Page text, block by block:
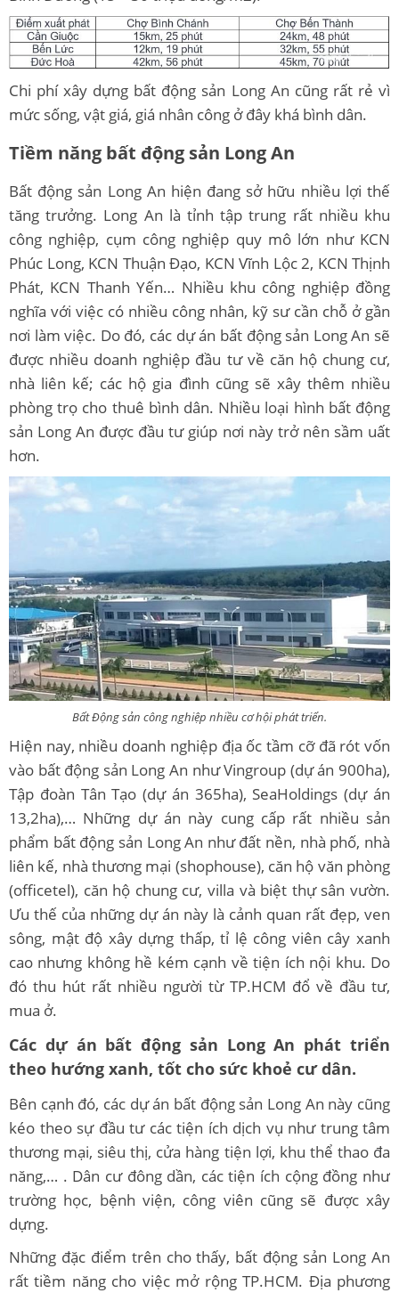
Chi phí xây dựng bất động sản Long An cũng rất rẻ vì
mức sống, vật giá, giá nhân công ở đây khá bình dân.
Tiềm năng bất động sản Long An
Bất động sản Long An hiện đang sở hữu nhiều lợi thế
tăng trưởng. Long An là tỉnh tập trung rất nhiều khu
công nghiệp, cụm công nghiệp quy mô lớn như KCN
Phúc Long, KCN Thuận Đạo, KCN Vĩnh Lộc 2, KCN Thịnh
Phát, KCN Thanh Yến… Nhiều khu công nghiệp đồng
nghĩa với việc có nhiều công nhân, kỹ sư cần chỗ ở gần
nơi làm việc. Do đó, các dự án bất động sản Long An sẽ
được nhiều doanh nghiệp đầu tư về căn hộ chung cư,
nhà liên kế; các hộ gia đình cũng sẽ xây thêm nhiều
phòng trọ cho thuê bình dân. Nhiều loại hình bất động
sản Long An được đầu tư giúp nơi này trở nên sầm uất
hơn.
Bất Động sản công nghiệp nhiều cơ hội phát triển.
Hiện nay, nhiều doanh nghiệp địa ốc tầm cỡ đã rót vốn
vào bất động sản Long An như Vingroup (dự án 900ha),
Tập đoàn Tân Tạo (dự án 365ha), SeaHoldings (dự án
13,2ha),… Những dự án này cung cấp rất nhiều sản
phẩm bất động sản Long An như đất nền, nhà phố, nhà
liên kế, nhà thương mại (shophouse), căn hộ văn phòng
(officetel), căn hộ chung cư, villa và biệt thự sân vườn.
Ưu thế của những dự án này là cảnh quan rất đẹp, ven
sông, mật độ xây dựng thấp, tỉ lệ công viên cây xanh
cao nhưng không hề kém cạnh về tiện ích nội khu. Do
đó thu hút rất nhiều người từ TP.HCM đổ về đầu tư,
mua ở.
Các dự án bất động sản Long An phát triển
theo hướng xanh, tốt cho sức khoẻ cư dân.
Bên cạnh đó, các dự án bất động sản Long An này cũng
kéo theo sự đầu tư các tiện ích dịch vụ như trung tâm
thương mại, siêu thị, cửa hàng tiện lợi, khu thể thao đa
năng,… . Dân cư đông dần, các tiện ích cộng đồng như
trường học, bệnh viện, công viên cũng sẽ được xây
dựng.
Những đặc điểm trên cho thấy, bất động sản Long An
rất tiềm năng cho việc mở rộng TP.HCM. Địa phương